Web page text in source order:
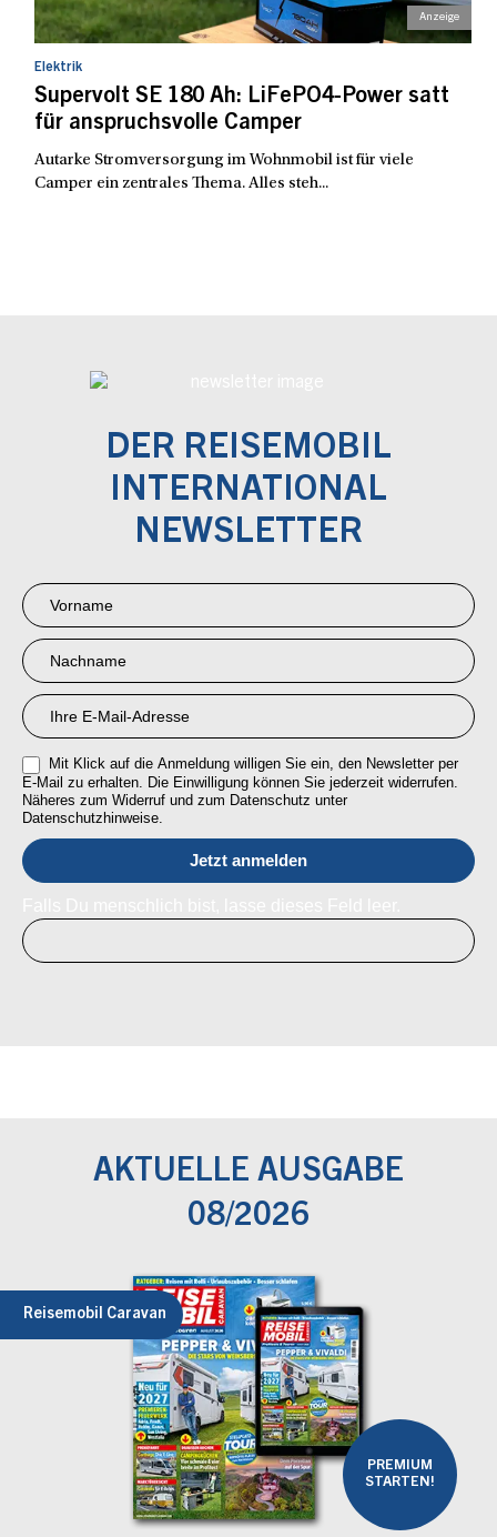
Elektrik
Supervolt SE 180 Ah: LiFePO4-Power satt
für anspruchsvolle Camper
Autarke Stromversorgung im Wohnmobil ist für viele
Camper ein zentrales Thema. Alles steh...
DER REISEMOBIL
INTERNATIONAL
NEWSLETTER
Newsletter
Anmeldung
RMI
Mit Klick auf die Anmeldung willigen Sie ein, den Newsletter per
E-Mail zu erhalten. Die Einwilligung können Sie jederzeit widerrufen.
Näheres zum Widerruf und zum Datenschutz unter
Datenschutzhinweise.
AKTUELLE AUSGABE
08/2026
Reisemobil Caravan
PREMIUM
STARTEN!